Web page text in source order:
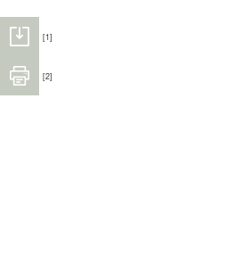
[1]
[2]